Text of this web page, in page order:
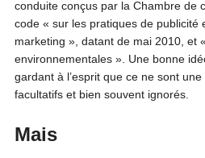
conduite conçus par la Chambre de
code « sur les pratiques de publicité
marketing », datant de mai 2010, et
environnementales ». Une bonne
gardant à l’esprit que ce ne sont
facultatifs et bien souvent ignorés.
Mais